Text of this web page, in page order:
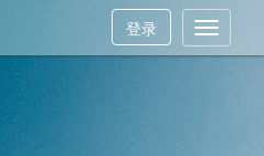
Toggle
登录